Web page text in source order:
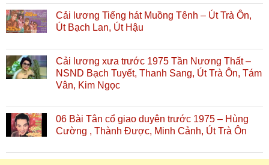
Cải lương Tiếng hát Muồng Tênh – Út Trà Ôn,
Út Bạch Lan, Út Hậu
Cải lương xưa trước 1975 Tần Nương Thất –
NSND Bạch Tuyết, Thanh Sang, Út Trà Ôn, Tám
Vân, Kim Ngọc
06 Bài Tân cổ giao duyên trước 1975 – Hùng
Cường , Thành Được, Minh Cảnh, Út Trà Ôn